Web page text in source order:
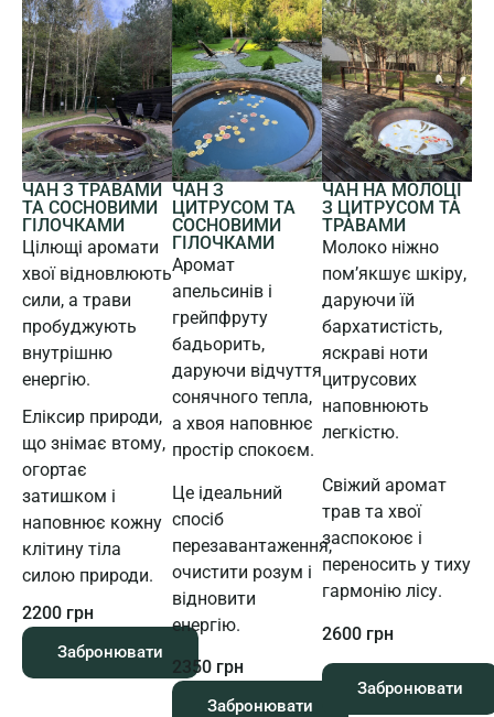
ЧАН З ТРАВАМИ
ТА СОСНОВИМИ
ГІЛОЧКАМИ
Цілющі аромати
хвої відновлюють
сили, а трави
пробуджують
внутрішню
енергію.
Еліксир природи,
що знімає втому,
огортає
затишком і
наповнює кожну
клітину тіла
силою природи.
2200 грн
Забронювати
ЧАН З
ЦИТРУСОМ ТА
СОСНОВИМИ
ГІЛОЧКАМИ
Аромат
апельсинів і
грейпфруту
бадьорить,
даруючи відчуття
сонячного тепла,
а хвоя наповнює
простір спокоєм.
Це ідеальний
спосіб
перезавантаження,
очистити розум і
відновити
енергію.
2350 грн
Забронювати
ЧАН НА МОЛОЦІ
З ЦИТРУСОМ ТА
ТРАВАМИ
Молоко ніжно
пом’якшує шкіру,
даруючи їй
бархатистість,
яскраві ноти
цитрусових
наповнюють
легкістю.
Свіжий аромат
трав та хвої
заспокоює і
переносить у тиху
гармонію лісу.
2600 грн
Забронювати